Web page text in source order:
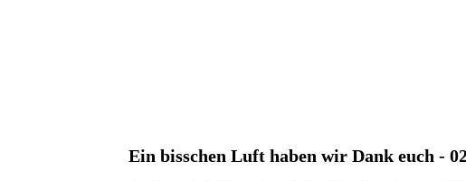
Ein bisschen Luft haben wir Dank euch -